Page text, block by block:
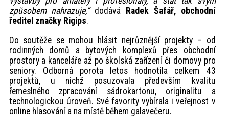
způsobem nahrazuje,“dodává
Radek Šafář, obchodní
ředitel značky Rigips.
Do soutěže se mohou hlásit nejrůznější projekty – od
rodinných domů a bytových komplexů přes obchodní
prostory a kanceláře až po školská zařízení či domovy pro
seniory. Odborná porota letos hodnotila celkem 43
projektů, u nichž posuzovala především kvalitu
řemeslného zpracování sádrokartonu, originalitu a
technologickou úroveň. Své favority vybírala i veřejnost v
online hlasování a na místě během galavečeru.